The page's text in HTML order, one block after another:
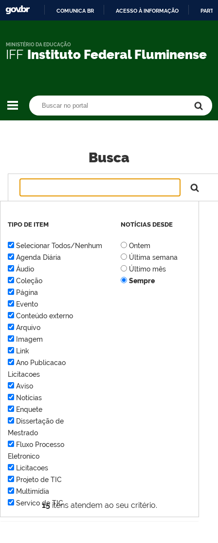
CONTEÚDO
COMUNICA BR ACESSO À INFORMAÇÃO
IFF Instituto Federal Fluminense
MINISTÉRIO DA EDUCAÇÃO
Busca
15 itens atendem ao seu critério.
TIPO DE ITEM
Selecionar Todos/Nenhum
Agenda Diária
Áudio
Coleção
Página
Evento
Conteúdo externo
Arquivo
Imagem
Link
Ano Publicacao
Licitacoes
Aviso
Notícias
Enquete
Dissertação de
Mestrado
Fluxo Processo
Eletronico
Licitacoes
Projeto de TIC
Multimídia
Servico de TIC
NOTÍCIAS DESDE
Ontem
Última semana
Último mês
Sempre